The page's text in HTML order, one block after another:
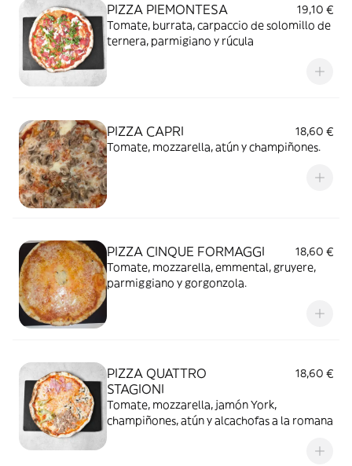
PIZZA PIEMONTESA
19,10 €
Tomate, burrata, carpaccio de solomillo de
ternera, parmigiano y rúcula
PIZZA CAPRI
18,60 €
Tomate, mozzarella, atún y champiñones.
PIZZA CINQUE FORMAGGI
18,60 €
Tomate, mozzarella, emmental, gruyere,
parmiggiano y gorgonzola.
PIZZA QUATTRO
STAGIONI
18,60 €
Tomate, mozzarella, jamón York,
champiñones, atún y alcachofas a la romana